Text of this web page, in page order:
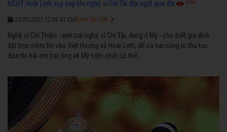
NSƯT Hoài Linh suy sụp khi nghệ sĩ Chí Tài đột ngột qua đời 3150
23/09/2021 12:00:41 CH
Nghệ sĩ Chí Thiện - anh trai nghệ sĩ Chí Tài, đang ở Mỹ - cho biết gia đình
đặt trọn niềm tin vào Việt Hương và Hoài Linh, để cả hai cùng lo thủ tục
đưa thi hài em trai ông về Mỹ sớm nhất có thể.
Xem chi tiết